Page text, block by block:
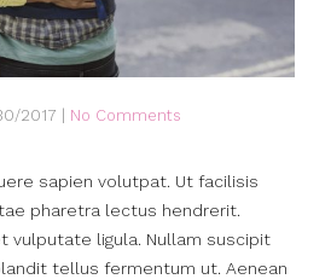
2017 No Comments
sapien volutpat. Ut facilisis
pharetra lectus hendrerit.
vulputate ligula. Nullam suscipit
tellus fermentum ut. Aenean